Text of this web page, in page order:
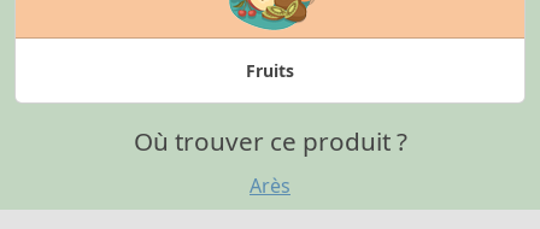
Fruits
Où trouver ce produit ?
Arès